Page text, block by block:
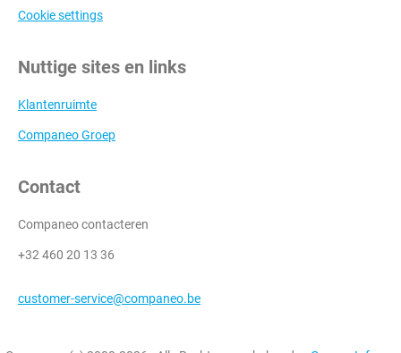
Cookie settings
Nuttige sites en links
Klantenruimte
Companeo Groep
Contact
Companeo contacteren
+32 460 20 13 36
customer-service@companeo.be